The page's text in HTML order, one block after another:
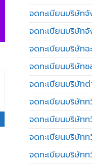
จดทะเบียนบริษัท
จดทะเบียนบริษัท
จดทะเบียนบริษัทฉ
จดทะเบียนบริษัทช
จดทะเบียนบริษัทต่
จดทะเบียนบริษัทท
จดทะเบียนบริษัทท
จดทะเบียนบริษัทท
จดทะเบียนบริษัทท